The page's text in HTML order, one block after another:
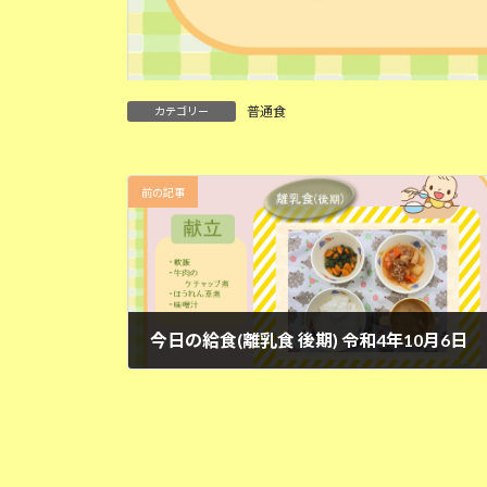
カテゴリー 普通食
前の記事
今日の給食(離乳食 後期) 令和4年10月6日